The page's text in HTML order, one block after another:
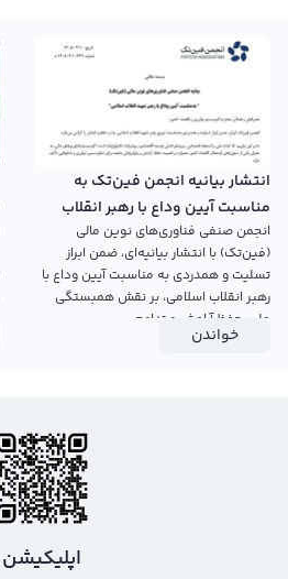
انتشار بیانیه انجمن فین‌تک به
مناسبت آیین وداع با رهبر انقلاب
اسلامی
انجمن صنفی فناوری‌های نوین مالی
(فین‌تک) با انتشار بیانیه‌ای، ضمن ابراز
تسلیت و همدردی به مناسبت آیین وداع با
رهبر انقلاب اسلامی، بر نقش همبستگی
ملی، حفظ آرامش و تداوم...
خواندن
اپلیکیشن